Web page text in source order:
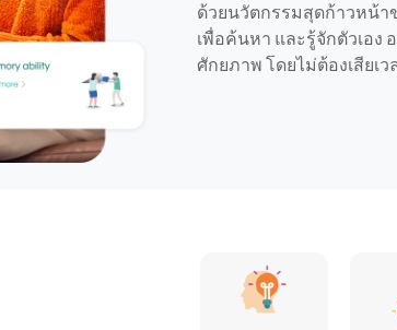
ด้วยนวัตกรรมสุดก้าวหน้า
เพื่อค้นหา และรู้จักตัวเอง
ศักยภาพ โดยไม่ต้องเสียเ